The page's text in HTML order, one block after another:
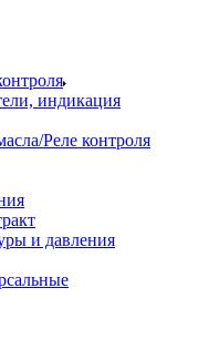
индикация
Реле контроля
и давления